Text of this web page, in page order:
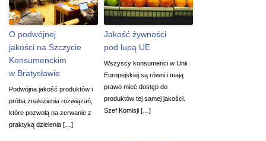
O podwójnej
jakości na Szczycie
Konsumenckim
w Bratysławie
Podwójna jakość produktów i
próba znalezienia rozwiązań,
które pozwolą na zerwanie z
praktyką dzielenia […]
Jakość żywności
pod lupą UE
Wszyscy konsumenci w Unii
Europejskiej są równi i mają
prawo mieć dostęp do
produktów tej samej jakości.
Szef Komisji […]